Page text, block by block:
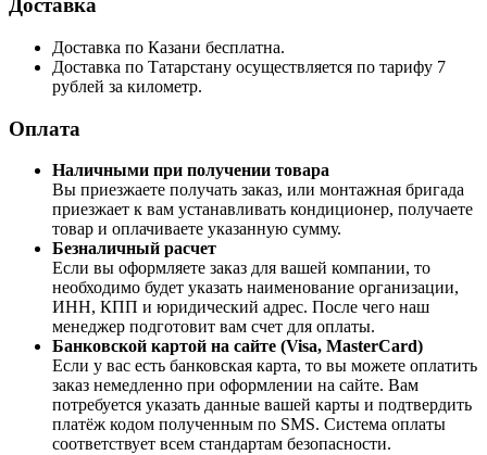
Доставка
Доставка по Казани бесплатна.
Доставка по Татарстану осуществляется по тарифу 7
рублей за километр.
Оплата
Наличными при получении товара
Вы приезжаете получать заказ, или монтажная бригада
приезжает к вам устанавливать кондиционер, получаете
товар и оплачиваете указанную сумму.
Безналичный расчет
Если вы оформляете заказ для вашей компании, то
необходимо будет указать наименование организации,
ИНН, КПП и юридический адрес. После чего наш
менеджер подготовит вам счет для оплаты.
Банковской картой на сайте (Visa, MasterCard)
Если у вас есть банковская карта, то вы можете оплатить
заказ немедленно при оформлении на сайте. Вам
потребуется указать данные вашей карты и подтвердить
платёж кодом полученным по SMS. Система оплаты
соответствует всем стандартам безопасности.